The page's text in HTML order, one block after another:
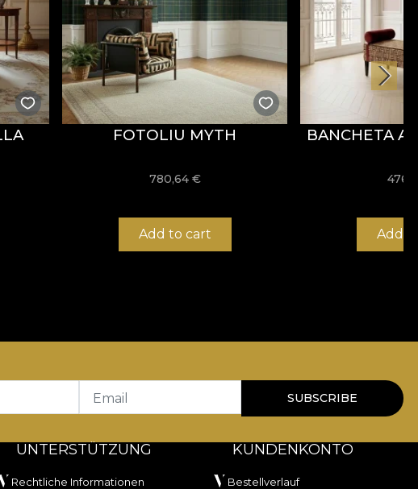
FOTOLIU MYTH
780,64 €
Add to cart
BANCHETA
Add
Email SUBSCRIBE
UNTERSTÜTZUNG
Rechtliche Informationen
KUNDENKONTO
Bestellverlauf